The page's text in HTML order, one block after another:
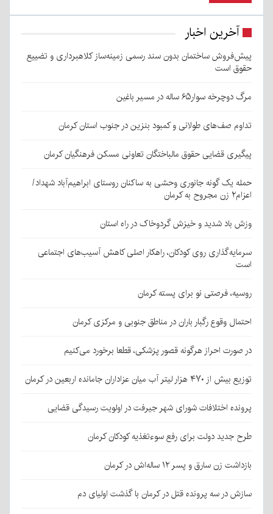
آخرین اخبار
پیش‌فروش ساختمان بدون سند رسمی زمینه‌ساز کلاهبرداری و تضییع
حقوق است
مرگ دوچرخه سوار۶۵ ساله در مسیر باغین
تداوم صف‌های طولانی و کمبود بنزین در جنوب استان کرمان
پیگیری قضایی حقوق مالباختگان تعاونی مسکن فرهنگیان کرمان
حمله یک گونه جانوری وحشی به ساکنان روستای ابراهیم‌آباد شهداد/
اعزام۲ زن مجروح به کرمان
وزش باد شدید و خیزش گردوخاک در راه استان
سرمایه‌گذاری روی کودکان، راهکار اصلی کاهش آسیب‌های اجتماعی
است
روسیه، فرصتی نو برای پسته کرمان
احتمال وقوع رگبار باران در مناطق جنوبی و مرکزی کرمان
در صورت احراز هرگونه قصور پزشکی، قطعا برخورد می‌کنیم
توزیع بیش از ۴۷۰ هزار لیتر آب میان عزاداران جامانده اربعین در کرمان
پرونده اختلافات شورای شهر جیرفت در اولویت رسیدگی قضایی
طرح جدید دولت برای رفع سوءتغذیه کودکان کرمان
بازداشت زن سارق و پسر ۱۲ ساله‌اش در کرمان
سازش در سه پرونده قتل در کرمان با گذشت اولیای دم